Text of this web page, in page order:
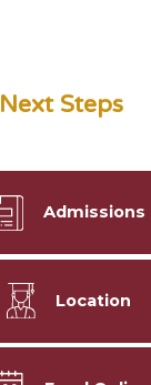
Next Steps
Admissions
Location